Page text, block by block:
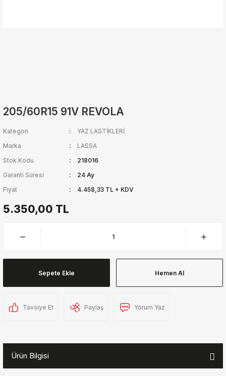
205/60R15 91V REVOLA
Kategori
YAZ LASTİKLERİ
Marka
LASSA
Stok Kodu
218016
Garanti Süresi
24 Ay
Fiyat
4.458,33 TL + KDV
5.350,00 TL
Sepete Ekle Hemen Al
Tavsiye Et Paylaş Yorum Yaz
Ürün Bilgisi